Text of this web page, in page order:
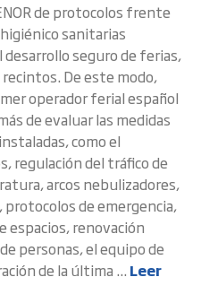
de protocolos frente
sanitarias
seguro de ferias,
De este modo,
operador ferial español
de evaluar las medidas
como el
regulación del tráfico de
arcos nebulizadores,
de emergencia,
renovación
personas, el equipo de
de la última ... Leer